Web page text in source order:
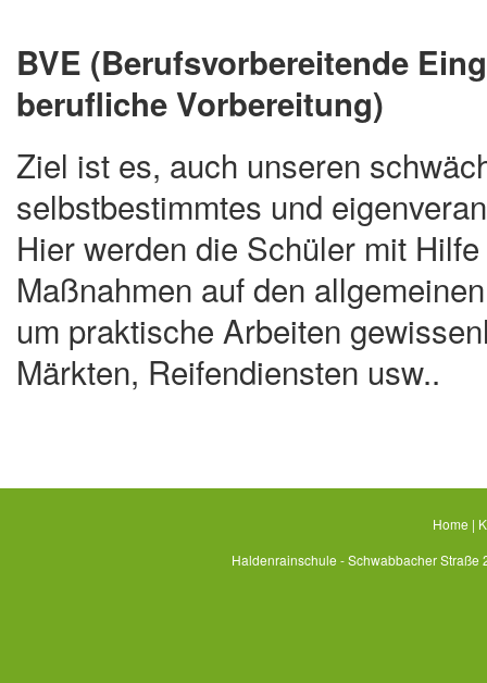
BVE (Berufsvorbereitende
berufliche Vorbereitung)
Ziel ist es, auch unseren
selbstbestimmtes und
Hier werden die Schüler mit
Maßnahmen auf den
um praktische Arbeiten
Märkten, Reifendiensten usw..
Home |
Haldenrainschule - Schwabbacher Straße